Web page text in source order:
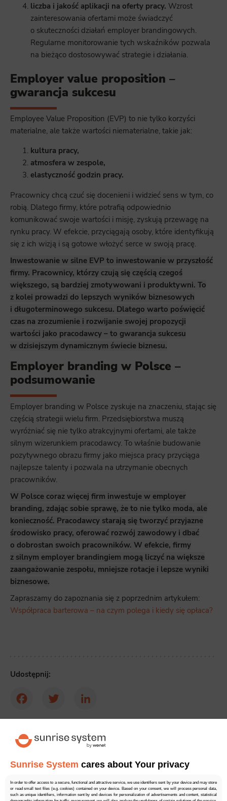
Sunrise System cares about Your privacy
In order to offer access to a secure, functional and attractive service, we use identifiers sent by your device and may store
or read small text files (e.g. cookies) contained on your device. Based on your consent, we will process personal data,
such as unique identifiers, information sent by end devices for personalization of advertisements and content, statistical
liczba i jakość aplikacji na oferty pracy. Wzrost
zainteresowania ofertami może świadczyć
o skuteczności działań employer brandingowych.
Regularne monitorowanie tych wskaźników pozwala
na bieżąco dostosowywać strategie i działania.
Employer value proposition –
gwarancja sukcesu
Employee Value Proposition (EVP) to nie tylko korzyści
materialne, ale także wartości niematerialne, takie jak:
kultura pracy,
atmosfera w zespole,
elastyczność godzin pracy.
Pracownicy chcą czuć się docenieni i widzieć sens w tym, co
robią. Dlatego firmy, które potrafią odpowiednio
komunikować swoje wartości i misję, zyskują przewagę na
rynku pracy. W efekcie, przyciągają osoby, które identyfikują
się z ich wizją i są gotowe włożyć serce w swoją pracę.
Inwestowanie w silne EVP to inwestowanie w przyszłość
firmy. Pracownicy, którzy czują się częścią czegoś
większego, są bardziej zmotywowani i produktywni. To
z kolei prowadzi do lepszych wyników biznesowych
i długoterminowego sukcesu. Dlatego warto poświęcić
czas na zrozumienie i rozwijanie swojej propozycji
wartości jako pracodawcy – to gwarancja sukcesu
w dzisiejszym dynamicznym świecie biznesu.
Employer branding w Polsce –
podsumowanie
Employer branding w Polsce zyskuje na znaczeniu, stając się
częścią strategii wielu firm. Przedsiębiorstwa muszą
wyróżniać się nie tylko atrakcyjnymi ofertami, ale także
silnym wizerunkiem pracodawcy. To właśnie budowanie
pozytywnego obrazu firmy jako miejsca pracy przyciąga
najlepsze talenty i pozwala na utrzymanie obecnych
pracowników.
W Polsce coraz więcej firm inwestuje w employer
branding, zdając sobie sprawę, że to nie tylko moda, ale
konieczność. Pracodawcy starają się tworzyć przyjazne
środowisko pracy, oferować rozwój zawodowy i dbać
o dobrostan swoich pracowników. W efekcie, firmy
z silnym employer brandingiem mogą liczyć na większe
zaangażowanie zespołu, mniejsze rotacje i lepsze wyniki
biznesowe.
Zapraszamy do zapoznania się z poprzednim artykułem:
Współpraca barterowa – na czym polega i kiedy się opłaca?
Udostępnij:
FacebookTwitter LinkedIn
Ocena artykułu:
Nasz ekspert: